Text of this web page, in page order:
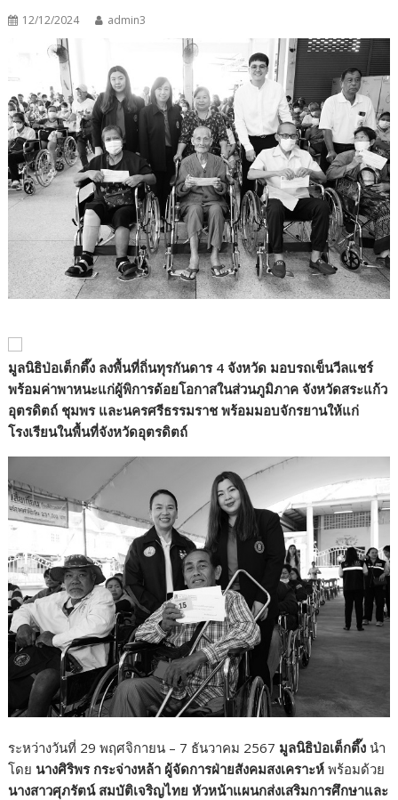
12/12/2024 admin3
มูลนิธิป่อเต็กตึ๊ง ลงพื้นที่ถิ่นทุรกันดาร 4 จังหวัด มอบรถเข็นวีลแชร์
พร้อมค่าพาหนะแก่ผู้พิการด้อยโอกาสในส่วนภูมิภาคจังหวัดสระแก้ว
อุตรดิตถ์ ชุมพร และนครศรีธรรมราช พร้อมมอบจักรยานให้แก่
โรงเรียนในพื้นที่จังหวัดอุตรดิตถ์
ระหว่างวันที่ 29 พฤศจิกายน – 7 ธันวาคม 2567 มูลนิธิป่อเต็กตึ๊ง นำ
โดย นางศิริพร กระจ่างหล้า ผู้จัดการฝ่ายสังคมสงเคราะห์ พร้อมด้วย
นางสาวศุภรัตน์ สมบัติเจริญไทย หัวหน้าแผนกส่งเสริมการศึกษาและ